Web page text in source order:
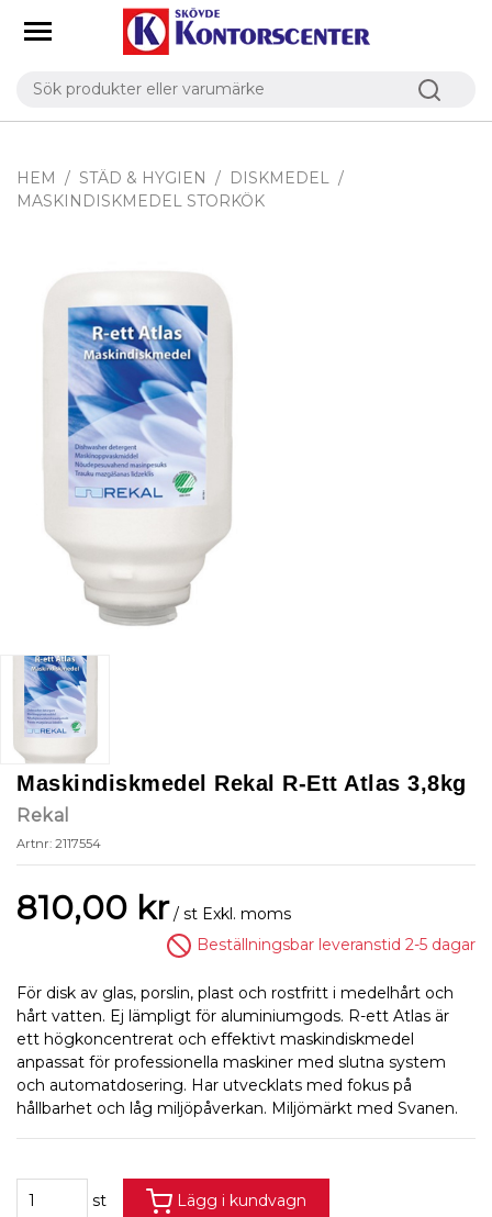
HEM STÄD & HYGIEN
DISKMEDEL
MASKINDISKMEDEL STORKÖK
Maskindiskmedel Rekal R-Ett Atlas 3,8kg
Rekal
Artnr: 2117554
810,00 kr / st Exkl. moms
Beställningsbar leveranstid 2-5 dagar
För disk av glas, porslin, plast och rostfritt i medelhårt och
hårt vatten. Ej lämpligt för aluminiumgods. R-ett Atlas är
ett högkoncentrerat och effektivt maskindiskmedel
anpassat för professionella maskiner med slutna system
och automatdosering. Har utvecklats med fokus på
hållbarhet och låg miljöpåverkan. Miljömärkt med Svanen.
st Lägg i kundvagn